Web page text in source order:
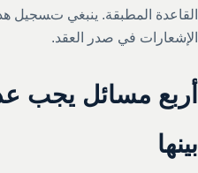
القاعدة المطبقة. ينبغي تسجيل
الإشعارات في صدر العقد.
أربع مسائل يجب
بينها